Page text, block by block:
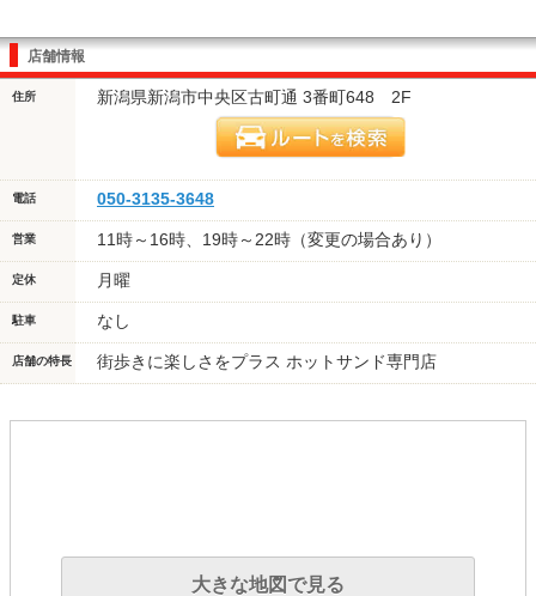
店舗情報
住所 新潟県新潟市中央区古町通 3番町648 2F
電話 050-3135-3648
営業 11時～16時、19時～22時（変更の場合あり）
定休 月曜
駐車 なし
店舗の特長 街歩きに楽しさをプラス ホットサンド専門店
大きな地図で見る